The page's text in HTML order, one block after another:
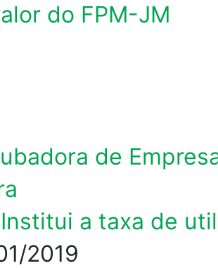
do FPM-JM
de
a taxa de
2019